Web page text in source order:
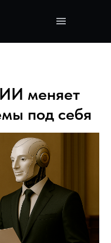
меняет
под себя